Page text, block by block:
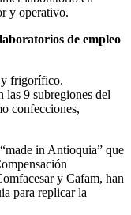
y operativo.
de empleo
frigorífico.
las 9 subregiones del
confecciones,
in Antioquia” que
y Cafam, han
para replicar la